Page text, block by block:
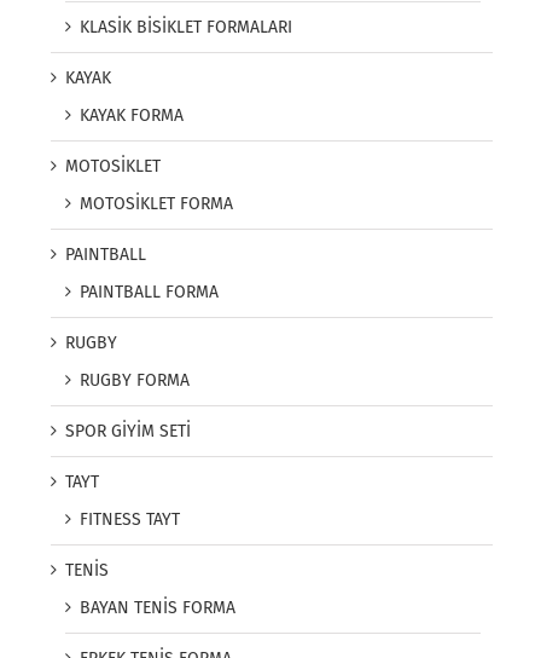
KLASİK BİSİKLET FORMALARI
KAYAK
KAYAK FORMA
MOTOSİKLET
MOTOSİKLET FORMA
PAINTBALL
PAINTBALL FORMA
RUGBY
RUGBY FORMA
SPOR GİYİM SETİ
TAYT
FITNESS TAYT
TENİS
BAYAN TENİS FORMA